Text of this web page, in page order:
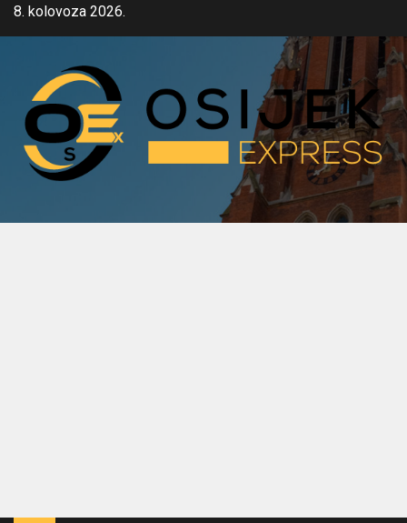
Skip8. kolovoza 2026.